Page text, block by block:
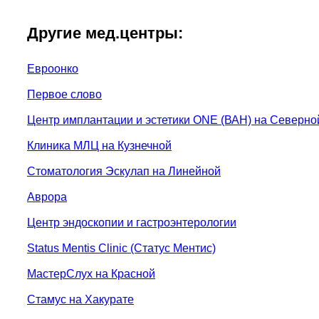
Другие мед.центры:
Евроонко
Первое слово
Центр имплантации и эстетики ONE (ВАН) на
Клиника МЛЦ на Кузнечной
Стоматология Эскулап на Линейной
Аврора
Центр эндоскопии и гастроэнтерологии
Status Mentis Clinic (Статус Ментис)
МастерСлух на Красной
Стамус на Хакурате